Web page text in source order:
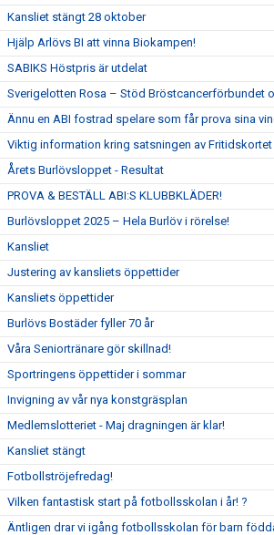
Kansliet stängt 28 oktober
Hjälp Arlövs BI att vinna Biokampen!
SABIKS Höstpris är utdelat
Sverigelotten Rosa – Stöd Bröstcancerförbundet
Ännu en ABI fostrad spelare som får prova sina
Viktig information kring satsningen av Fritidskortet
Årets Burlövsloppet - Resultat
PROVA & BESTÄLL ABI:S KLUBBKLÄDER!
Burlövsloppet 2025 – Hela Burlöv i rörelse!
Kansliet
Justering av kansliets öppettider
Kansliets öppettider
Burlövs Bostäder fyller 70 år
Våra Seniortränare gör skillnad!
Sportringens öppettider i sommar
Invigning av vår nya konstgräsplan
Medlemslotteriet - Maj dragningen är klar!
Kansliet stängt
Fotbollströjefredag!
Vilken fantastisk start på fotbollsskolan i år! ?
Äntligen drar vi igång fotbollsskolan för barn